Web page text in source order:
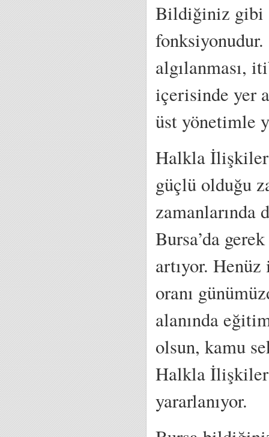
Bildiğiniz gibi
algılanması,
içerisinde yer
üst yönetimle
Halkla İlişkiler
güçlü olduğu
zamanlarında
Bursa’da
artıyor.
oranı
alanında
olsun, kamu
Halkla İlişkiler
yararlanıyor.